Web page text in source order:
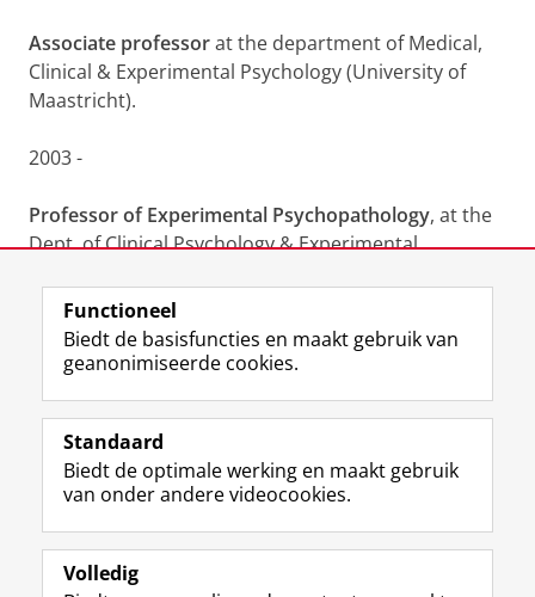
Associate professorat the department of Medical,
Clinical & Experimental Psychology (University of
Maastricht).
2003 -
Professor of Experimental Psychopathology, at the
Dept. of Clinical Psychology & Experimental
Laatst gewijzigd: 15 januari 2023 15:22
Volg de RUG
F
a
e
b
o
L
i
k
e
I
R
S
-
f
e
I
n
t
r
Y
o
T
e
Studiekiezers
Alumni
Functioneel
Biedt de basisfuncties en maakt gebruik van
geanonimiseerde cookies.
Standaard
Biedt de optimale werking en maakt gebruik
van onder andere videocookies.
Volledig